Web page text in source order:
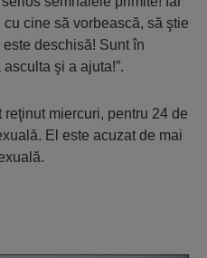
cine să vorbească, să ştie
deschisă! Sunt în
şi a ajuta!”.
miercuri, pentru 24 de
El este acuzat de mai